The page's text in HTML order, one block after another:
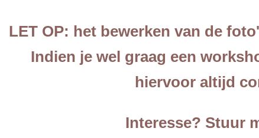
LET OP: het bewerken van de
Indien je wel graag een
hiervoor altijd
Interesse? Stuur